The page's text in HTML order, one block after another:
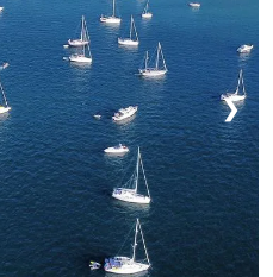
❯